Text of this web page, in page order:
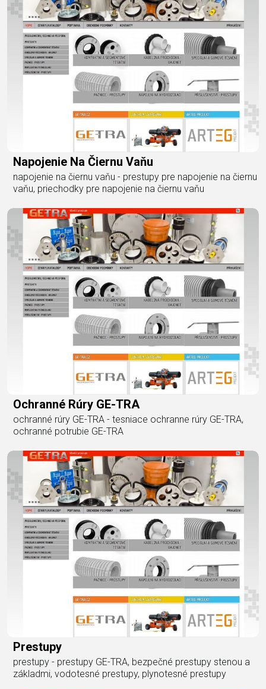
Napojenie Na Čiernu Vaňu
napojenie na čiernu vaňu - prestupy pre napojenie na čiernu
vaňu, priechodky pre napojenie na čiernu vaňu
Ochranné Rúry GE-TRA
ochranné rúry GE-TRA - tesniace ochranne rúry GE-TRA,
ochranné potrubie GE-TRA
Prestupy
prestupy - prestupy GE-TRA, bezpečné prestupy stenou a
základmi, vodotesné prestupy, plynotesné prestupy